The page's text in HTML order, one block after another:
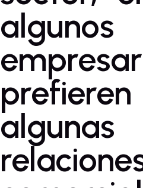
algunos
algunas